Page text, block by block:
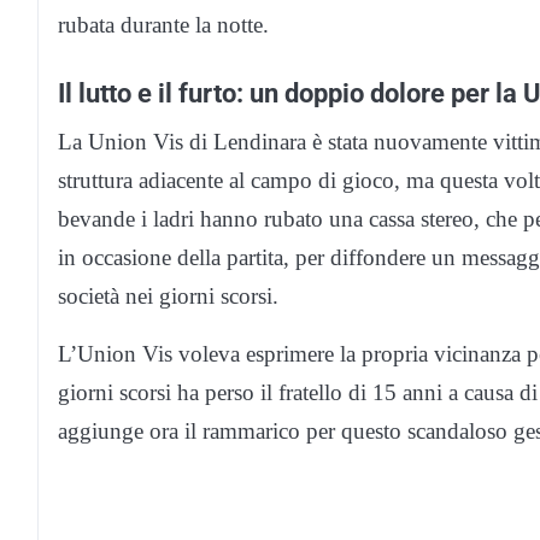
rubata durante la notte.
Il lutto e il furto: un doppio dolore per la
La Union Vis di Lendinara è stata nuovamente
struttura adiacente al campo di gioco, ma questa
bevande i ladri hanno rubato una cassa stereo, che
in occasione della partita, per diffondere un
società nei giorni scorsi.
L’Union Vis voleva esprimere la propria vicinanza
giorni scorsi ha perso il fratello di 15 anni a causa
aggiunge ora il rammarico per questo scandaloso